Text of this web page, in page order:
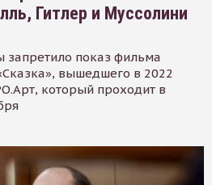
Гитлер и Муссолини
запретило показ фильма
вышедшего в 2022
который проходит в